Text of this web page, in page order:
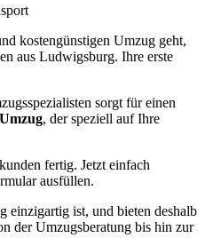
kostengünstigen Umzug geht,
aus Ludwigsburg. Ihre erste
sorgt für einen
, der speziell auf Ihre
fertig. Jetzt einfach
ausfüllen.
einzigartig ist, und bieten deshalb
der Umzugsberatung bis hin zur